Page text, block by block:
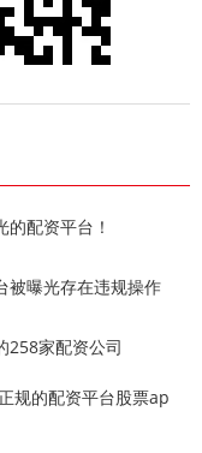
配资平台！
被曝光存在违规操作
258家配资公司
规的配资平台股票ap